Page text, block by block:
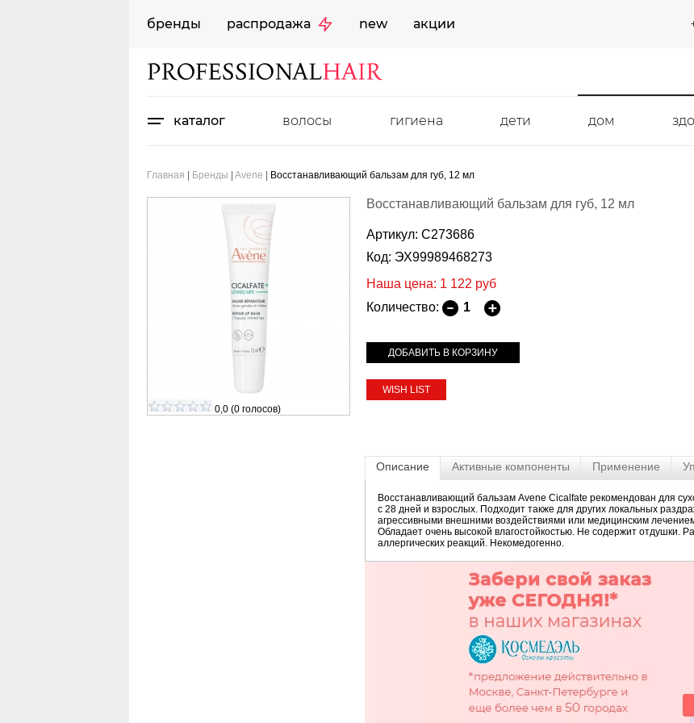
бренды распродажа new акции
каталог волосы гигиена дети дом
Главная Бренды Avene Восстанавливающий бальзам для губ, 12 мл
0,0 (0 голосов)
Восстанавливающий бальзам для губ, 12 мл
Артикул: C273686
Код: ЭХ99989468273
Наша цена: 1 122 руб
Количество:
WISH LIST
Описание Активные компоненты Применение
Восстанавливающий бальзам Avene Cicalfate рекомендован для
с 28 дней и взрослых. Подходит также для других локальных
агрессивными внешними воздействиями или медицинским
Обладает очень высокой влагостойкостью. Не содержит отдушки.
аллергических реакций. Некомедогенно.